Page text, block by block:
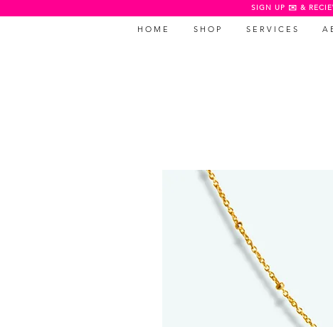
H O M E S H O P S E R V I C E S A
SIGN UP ✉️ &